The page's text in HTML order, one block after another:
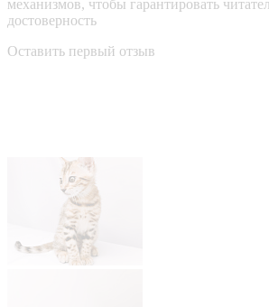
механизмов, чтобы гарантировать
достоверность
Оставить первый отзыв